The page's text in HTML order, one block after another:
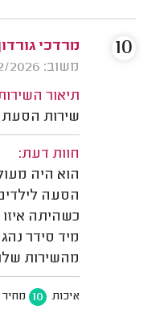
מרדכי
משוב: 01/02/2026
תיאור
שירות הסעת
חוות דעת:
הוא היה
הסעה
כשהיתה
מיד סידר
מהשירות
איכות 10 מחיר
10